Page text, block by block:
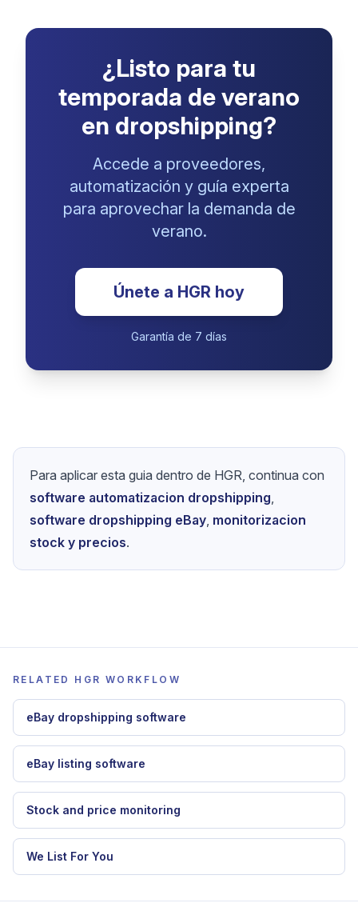
¿Listo para tu
temporada de verano
en dropshipping?
Accede a proveedores,
automatización y guía experta
para aprovechar la demanda de
verano.
Únete a HGR hoy
Garantía de 7 días
Para aplicar esta guia dentro de HGR, continua con
software automatizacion dropshipping,
software dropshipping eBay, monitorizacion
stock y precios.
RELATED HGR WORKFLOW
eBay dropshipping software
eBay listing software
Stock and price monitoring
We List For You